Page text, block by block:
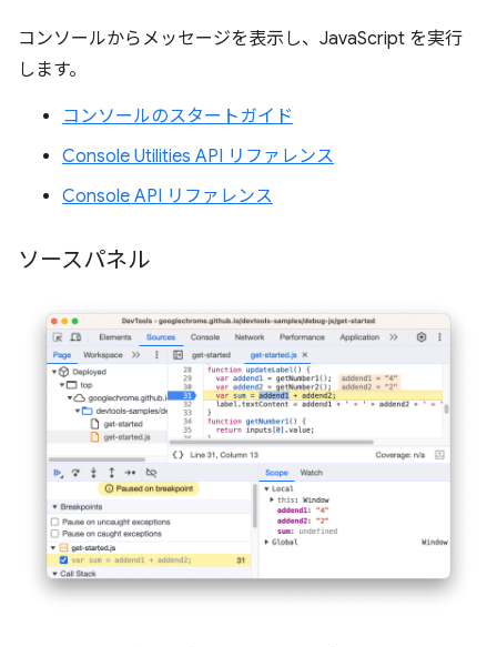
コンソールからメッセージを表示し、JavaScript を実行
します。
コンソールのスタートガイド
Console Utilities API リファレンス
Console API リファレンス
ソースパネル